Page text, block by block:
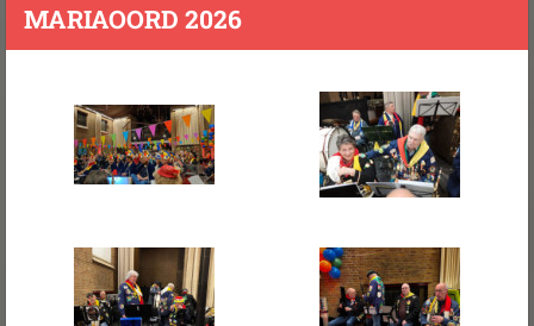
MARIAOORD 2026